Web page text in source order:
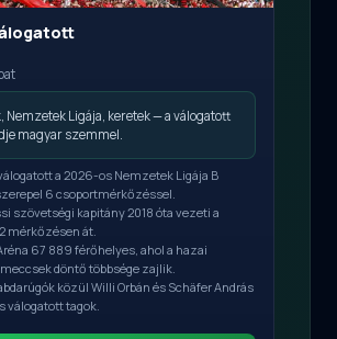
Nemzetek Ligája, keretek — a válogatott
magyar szemmel.
a 2026-os Nemzetek Ligája B
6 csoportmérkőzéssel.
szövetségi kapitány 2018 óta vezeti a
mérkőzésen át.
67 889 férőhelyes, ahol a hazai
döntő többsége zajlik.
közül Willi Orbán és Schäfer András
válogatott tagok.